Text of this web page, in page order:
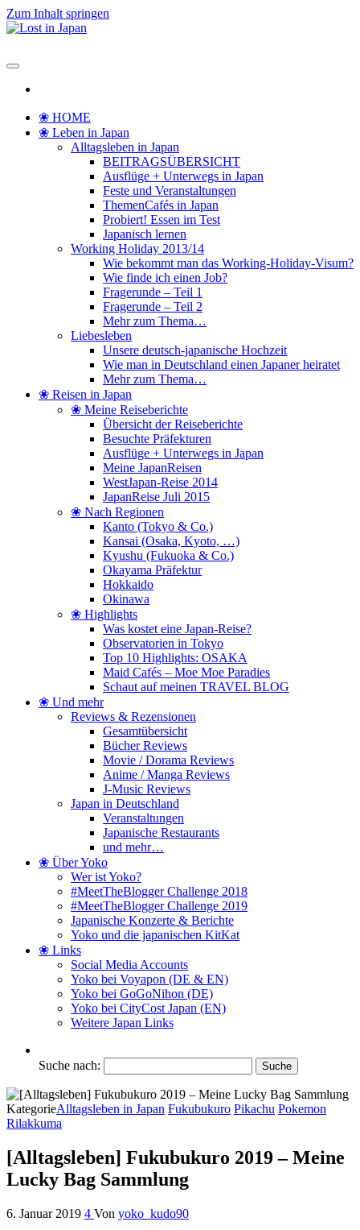
Zum Inhalt springen
❀ HOME
❀ Leben in Japan
Alltagsleben in Japan
BEITRAGSÜBERSICHT
Ausflüge + Unterwegs in Japan
Feste und Veranstaltungen
ThemenCafés in Japan
Probiert! Essen im Test
Japanisch lernen
Working Holiday 2013/14
Wie bekommt man das Working-Holiday-Visum?
Wie finde ich einen Job?
Fragerunde – Teil 1
Fragerunde – Teil 2
Mehr zum Thema…
Liebesleben
Unsere deutsch-japanische Hochzeit
Wie man in Deutschland einen Japaner heiratet
Mehr zum Thema…
❀ Reisen in Japan
❀ Meine Reiseberichte
Übersicht der Reiseberichte
Besuchte Präfekturen
Ausflüge + Unterwegs in Japan
Meine JapanReisen
WestJapan-Reise 2014
JapanReise Juli 2015
❀ Nach Regionen
Kanto (Tokyo & Co.)
Kansai (Osaka, Kyoto, …)
Kyushu (Fukuoka & Co.)
Okayama Präfektur
Hokkaido
Okinawa
❀ Highlights
Was kostet eine Japan-Reise?
Observatorien in Tokyo
Top 10 Highlights: OSAKA
Maid Cafés – Moe Moe Paradies
Schaut auf meinen TRAVEL BLOG
❀ Und mehr
Reviews & Rezensionen
Gesamtübersicht
Bücher Reviews
Movie / Dorama Reviews
Anime / Manga Reviews
J-Music Reviews
Japan in Deutschland
Veranstaltungen
Japanische Restaurants
und mehr…
❀ Über Yoko
Wer ist Yoko?
#MeetTheBlogger Challenge 2018
#MeetTheBlogger Challenge 2019
Japanische Konzerte & Berichte
Yoko und die japanischen KitKat
❀ Links
Social Media Accounts
Yoko bei Voyapon (DE & EN)
Yoko bei GoGoNihon (DE)
Yoko bei CityCost Japan (EN)
Weitere Japan Links
Suche nach:
KategorieAlltagsleben in Japan Fukubukuro Pikachu Pokemon
Rilakkuma
[Alltagsleben] Fukubukuro 2019 – Meine
Lucky Bag Sammlung
6. Januar 2019 4 Von yoko_kudo90